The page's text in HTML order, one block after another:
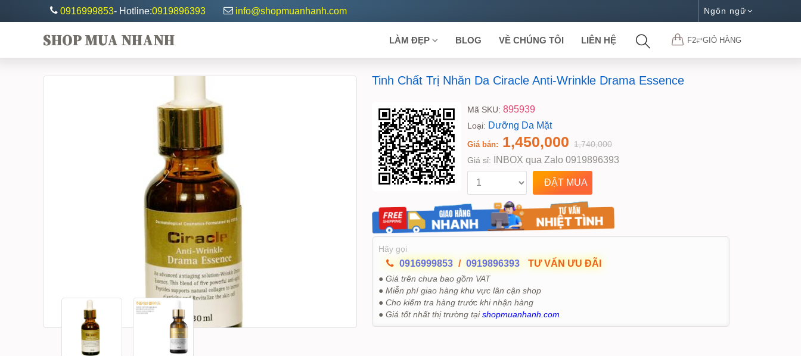
0916999853- Hotline:0919896393 info@shopmuanhanh.com Ngôn ngữ
SHOP MUA NHANH F2⥂GIỎ HÀNG
LÀM ĐẸP BLOG VỀ CHÚNG TÔI LIÊN HỆ
Tinh Chất Trị Nhăn Da Ciracle Anti-Wrinkle Drama Essence
Mã SKU: 895939
Loại: Dưỡng Da Mặt
Giá bán: 1,450,000 1,740,000
Giá sỉ: INBOX qua Zalo 0919896393
Hãy gọi
0916999853 / 0919896393 TƯ VẤN ƯU ĐÃI
● Giá trên chưa bao gồm VAT
● Miễn phí giao hàng khu vực lân cận shop
● Cho kiểm tra hàng trước khi nhận hàng
● Giá tốt nhất thị trường tạishopmuanhanh.com